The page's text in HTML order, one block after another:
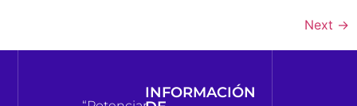
Next →
INFORMACIÓN